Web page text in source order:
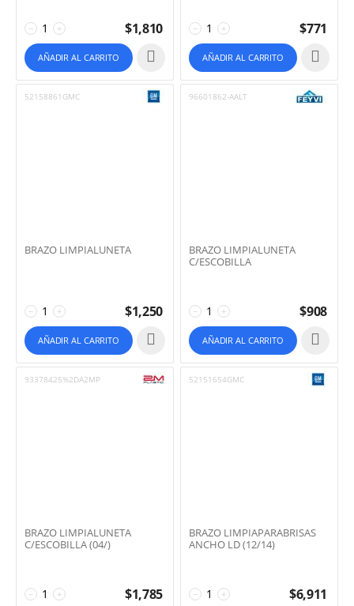
+
− $1,810
AÑADIR AL CARRITO
+
− $771
AÑADIR AL CARRITO
52158861GMC
BRAZO LIMPIALUNETA
+
− $1,250
AÑADIR AL CARRITO
96601862-AALT
BRAZO LIMPIALUNETA
C/ESCOBILLA
+
− $908
AÑADIR AL CARRITO
93378425%2DA2MP
BRAZO LIMPIALUNETA
C/ESCOBILLA (04/)
+
− $1,785
52151654GMC
BRAZO LIMPIAPARABRISAS
ANCHO LD (12/14)
+
− $6,911